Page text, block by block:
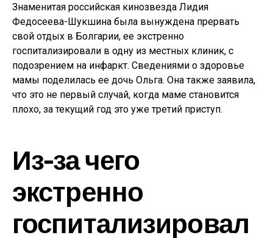
Знаменитая российская кинозвезда Лидия
Федосеева-Шукшина была вынуждена прервать
свой отдых в Болгарии, ее экстренно
госпитализировали в одну из местных клиник, с
подозрением на инфаркт. Сведениями о здоровье
мамы поделилась ее дочь Ольга. Она также заявила,
что это не первый случай, когда маме становится
плохо, за текущий год это уже третий приступ.
Из-за чего
экстренно
госпитализировал